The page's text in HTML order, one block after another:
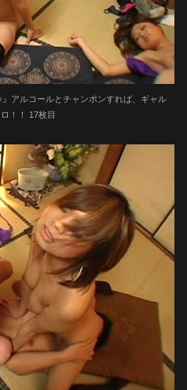
アルコールとチャンポンすれば、ギャル
！！ 17枚目